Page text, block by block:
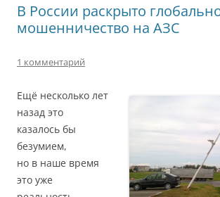
В России раскрыто
мошенничество на АЗС
1 комментарий
Ещё несколько лет
назад это
казалось бы
безумием,
но в наше время
это уже